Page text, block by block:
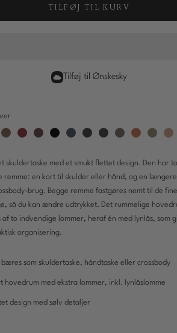
TILFØJ TIL KURV
Tilføj til Ønskesky
Latte Amaretto
BaroloBlackBlue Charcoal
Dark
ElephantOrange
Pear Sand
skuldertaske med et smukt flettet design. Den har to
remme: en kort til skulder eller hånd, og en
brug. Begge remme fastgøres nemt til de fine
så du kan ændre udtrykket. Det rummelige
af to indvendige lommer, heraf én med lynlås, som
organisering.
bæres som skuldertaske, håndtaske eller crossbody
hovedrum med ekstra lommer, inkl. lynlåslomme
design med sølv detaljer